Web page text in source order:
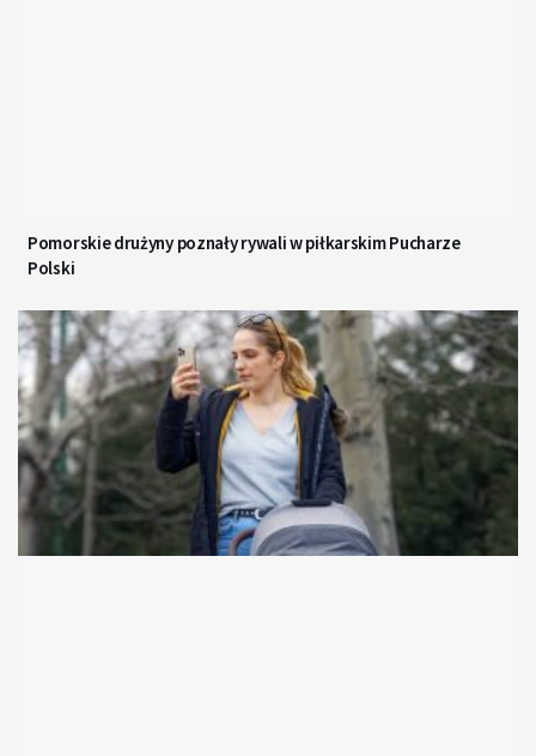
Pomorskie drużyny poznały rywali w piłkarskim Pucharze
Polski